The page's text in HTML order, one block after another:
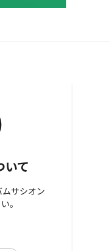
いて
サシオン
。